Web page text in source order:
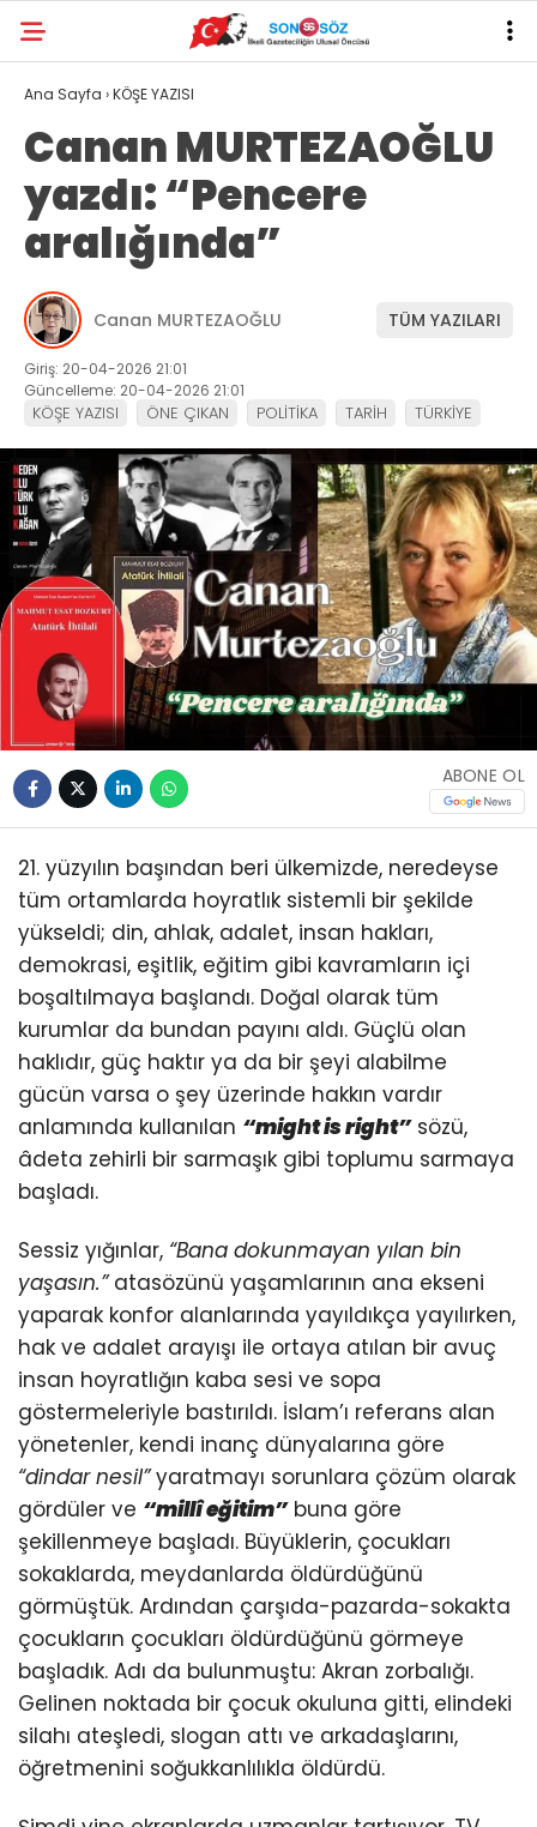
Ana Sayfa ›KÖŞE YAZISI
Canan MURTEZAOĞLU
yazdı: “Pencere
aralığında”
Canan MURTEZAOĞLU TÜM YAZILARI
Giriş: 20-04-2026 21:01
Güncelleme: 20-04-2026 21:01
KÖŞE YAZISI ÖNE ÇIKAN POLİTİKA TARİH TÜRKİYE
ABONE OL
21. yüzyılın başından beri ülkemizde, neredeyse
tüm ortamlarda hoyratlık sistemli bir şekilde
yükseldi; din, ahlak, adalet, insan hakları,
demokrasi, eşitlik, eğitim gibi kavramların içi
boşaltılmaya başlandı. Doğal olarak tüm
kurumlar da bundan payını aldı. Güçlü olan
haklıdır, güç haktır ya da bir şeyi alabilme
gücün varsa o şey üzerinde hakkın vardır
anlamında kullanılan “might is right”sözü,
âdeta zehirli bir sarmaşık gibi toplumu sarmaya
başladı.
Sessiz yığınlar, “Bana dokunmayan yılan bin
yaşasın.”atasözünü yaşamlarının ana ekseni
yaparak konfor alanlarında yayıldıkça yayılırken,
hak ve adalet arayışı ile ortaya atılan bir avuç
insan hoyratlığın kaba sesi ve sopa
göstermeleriyle bastırıldı. İslam’ı referans alan
yönetenler, kendi inanç dünyalarına göre
“dindar nesil”yaratmayı sorunlara çözüm olarak
gördüler ve “millî eğitim”buna göre
şekillenmeye başladı. Büyüklerin, çocukları
sokaklarda, meydanlarda öldürdüğünü
görmüştük. Ardından çarşıda-pazarda-sokakta
çocukların çocukları öldürdüğünü görmeye
başladık. Adı da bulunmuştu: Akran zorbalığı.
Gelinen noktada bir çocuk okuluna gitti, elindeki
silahı ateşledi, slogan attı ve arkadaşlarını,
öğretmenini soğukkanlılıkla öldürdü.